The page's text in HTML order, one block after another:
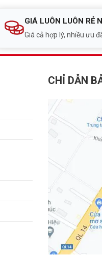
GIÁ LUÔN LUÔN RẺ
Giá cả hợp lý, nhiều ưu
CHỈ DẪN